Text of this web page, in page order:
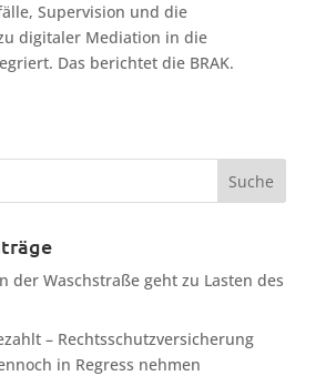
Supervision und die
digitaler Mediation in die
Das berichtet die BRAK.
der Waschstraße geht zu Lasten des
– Rechtsschutzversicherung
in Regress nehmen